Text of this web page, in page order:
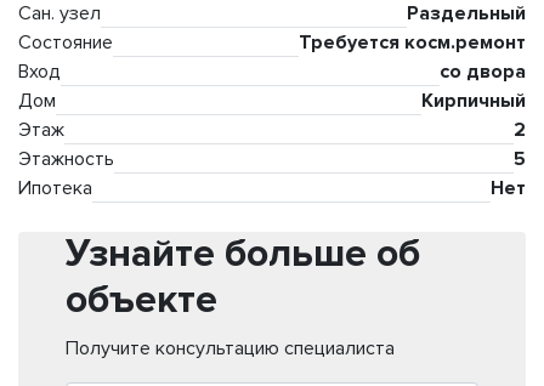
Сан. узел
Раздельный
Состояние
Требуется косм.ремонт
Вход
со двора
Дом
Кирпичный
Этаж
2
Этажность
5
Ипотека
Нет
Узнайте больше об
объекте
Получите консультацию специалиста